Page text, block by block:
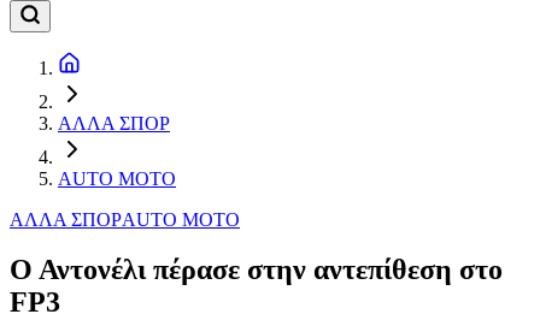
ΑΛΛΑ ΣΠΟΡ
AUTO MOTO
ΑΛΛΑ ΣΠΟΡAUTO MOTO
Ο Αντονέλι πέρασε στην αντεπίθεση στο
FP3